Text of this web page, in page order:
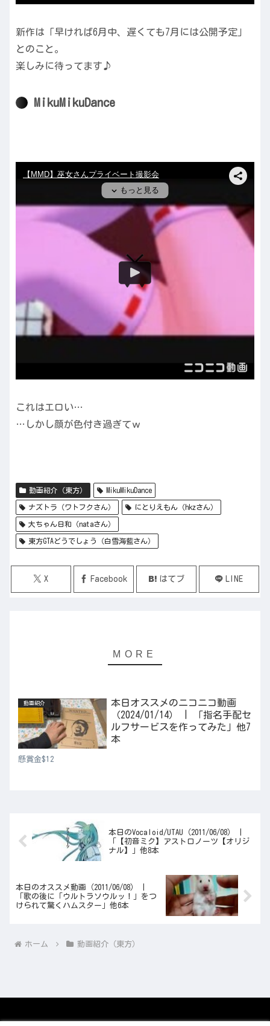
新作は「早ければ6月中、遅くても7月には公開予定」
とのこと。
楽しみに待ってます♪
MikuMikuDance
これはエロい…
…しかし顔が色付き過ぎてｗ
動画紹介（東方） MikuMikuDance
ナズトラ（ワトフクさん） にとりえもん（hkzさん）
大ちゃん日和（nataさん）
東方GTAどうでしょう（白雪海藍さん）
X Facebook はてブ LINE
動画紹介
本日オススメのニコニコ動画
（2024/01/14） | 「指名手配セ
ルフサービスを作ってみた」他7
本
懸賞金$12
本日のVocaloid/UTAU（2011/06/08） |
「【初音ミク】アストロノーツ【オリジ
ナル】」他8本
本日のオススメ動画（2011/06/08） |
「歌の後に「ウルトラソウルッ！」をつ
けられて驚くハムスター」他6本
ホーム 動画紹介（東方）